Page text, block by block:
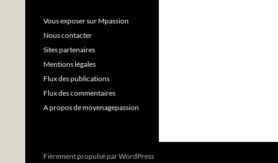
Vous exposer sur Mpassion
Nous contacter
Sites partenaires
Mentions légales
Flux des publications
Flux des commentaires
A propos de moyenagepassion
Fièrement propulsé par WordPress